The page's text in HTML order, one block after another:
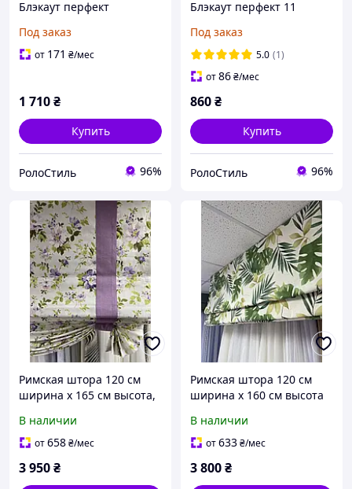
Блэкаут перфект
Под заказ
от 171 ₴/мес
1 710₴
Купить
РолоСтиль 96%
Блэкаут перфект 11
Под заказ
5.0 (1)
от86₴/мес
860₴
Купить
РолоСтиль 96%
Римская штора 120 см
ширина х 165 см высота,
В наличии
от658₴/мес
3 950₴
Римская штора 120 см
ширина х 160 см высота
В наличии
от633₴/мес
3 800₴